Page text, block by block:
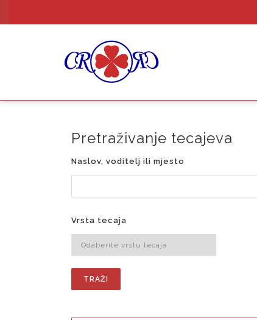
Pretraživanje tecajeva
Naslov, voditelj ili mjesto
Vrsta tecaja